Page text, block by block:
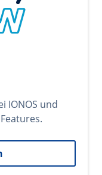
IONOS und